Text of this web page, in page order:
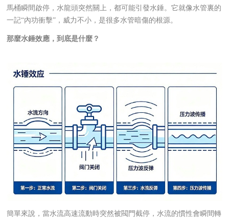
馬桶瞬間啟停，水龍頭突然關上，都可能引發水錘。它就像水管裏的
一記“內功衝擊”，威力不小，是很多水管暗傷的根源。
那麼水錘效應，到底是什麼？
簡單來說，當水流高速流動時突然被閥門截停，水流的慣性會瞬間轉